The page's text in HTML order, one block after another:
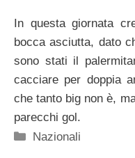
In questa giornata
bocca asciutta, dato
sono stati il
cacciare per doppia
che tanto big non è,
parecchi gol.
Categorie
Nazionali